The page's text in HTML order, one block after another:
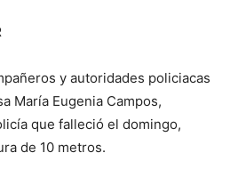
y autoridades policiacas
María Eugenia Campos,
que falleció el domingo,
de 10 metros.